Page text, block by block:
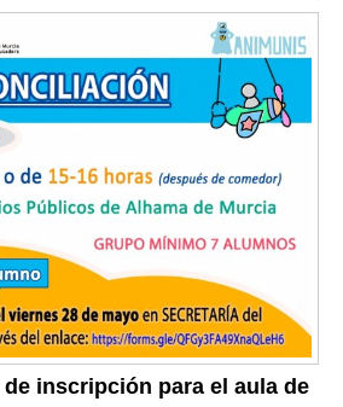
inscripción para el aula de